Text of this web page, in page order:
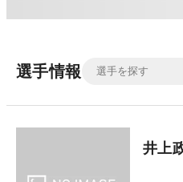
選手情報
井上